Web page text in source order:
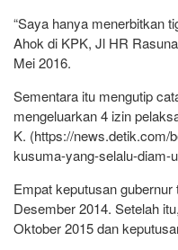
“Saya hanya menerbitkan
Ahok di KPK, Jl HR
Mei 2016.
Sementara itu mengutip
mengeluarkan 4 izin
K. (https://news.detik.com/
kusuma-yang-selalu-diam-
Empat keputusan
Desember 2014. Setelah
Oktober 2015 dan